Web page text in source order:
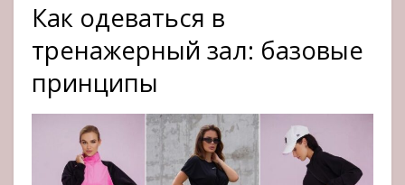
Как одеваться в
тренажерный зал: базовые
принципы